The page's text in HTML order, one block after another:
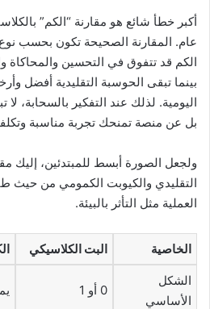
أكبر خطأ شائع هو مقارنة “الكم”
عام. المقارنة الصحيحة تكون بحسب
الكم قد تتفوق في التحسين
بينما تبقى الحوسبة التقليدية أفضل
اليومية. لذلك عند التفكير بالسحابة،
بل عن منصة تمنحك تجربة مناسبة
ولجعل الصورة أبسط للمبتدئين، إليك
التقليدي والكيوبت الكمومي من حيث
العملية مثل التأثر بالبيئة.
الخاصية البت الكلاسيكي
الشكل
الأساسي
0 أو 1